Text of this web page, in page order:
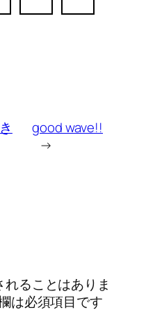
good wave!!
→
ることはありま
は必須項目です